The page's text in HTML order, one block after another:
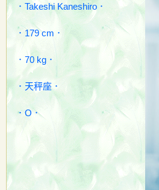
．Takeshi Kaneshiro．
．179 cm．
．70 kg．
．天秤座．
．O．